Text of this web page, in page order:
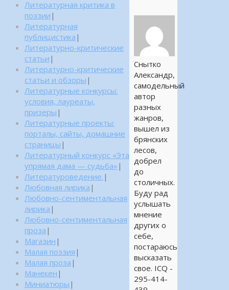
Снытко
Александр,
самодельный
автор
разных
жанров,
вышел из
брянских
лесов,
добрел
до
столичных.
Буду рад
услышать
мнение
других о
себе,
постараюсь
высказать
свое. ICQ -
295-414-
Литературная критика в
поэзии |
Литературная
публицистика |
Литературно-критические
статьи |
Литературно-критические
статьи и обзоры |
Литературные конкурсы:
условия, лауреаты,
призеры |
Литературные проекты:
порталы, сайты, домашние
страницы |
Литературный конкурс «Эта
упрямая дама — судьба» |
Литературоведение. |
Любовная лирика |
Любовно-сентиментальная
лирика |
Любовно-сентиментальная
проза |
Магазин |
Малая поэзия |
Малая проза |
Манекен |
Миниатюры |